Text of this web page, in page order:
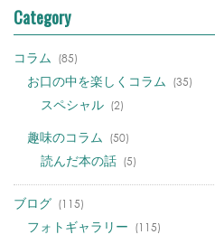
Category
コラム (85)
お口の中を楽しくコラム (35)
スペシャル (2)
趣味のコラム (50)
読んだ本の話 (5)
ブログ (115)
フォトギャラリー (115)